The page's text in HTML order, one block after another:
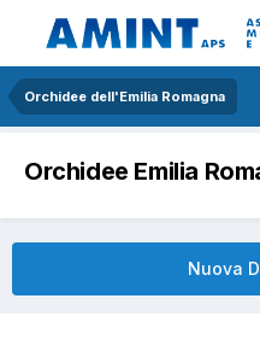
Orchidee dell'Emilia Romagna
Orchidee Emilia
Nuova